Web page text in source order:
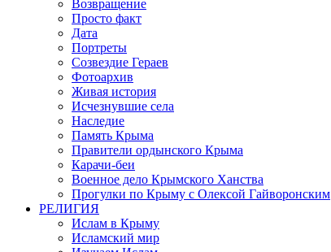
Возвращение
Просто факт
Дата
Портреты
Созвездие Гераев
Фотоархив
Живая история
Исчезнувшие села
Наследие
Память Крыма
Правители ордынского Крыма
Карачи-беи
Военное дело Крымского Ханства
Прогулки по Крыму с Олексой Гайворонским
РЕЛИГИЯ
Ислам в Крыму
Исламский мир